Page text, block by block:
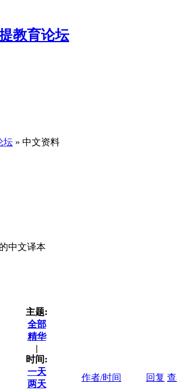
坛 » 中文资料
中文译本
主题:
全部
精华
|
时间:
一天
两天
作者/时间 回复